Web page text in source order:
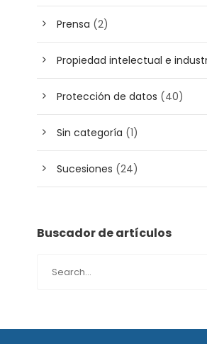
Prensa (2)
Propiedad intelectual e
Protección de datos (40)
Sin categoría (1)
Sucesiones (24)
Buscador de artículos